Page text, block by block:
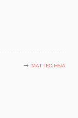
MATTEO HSIA